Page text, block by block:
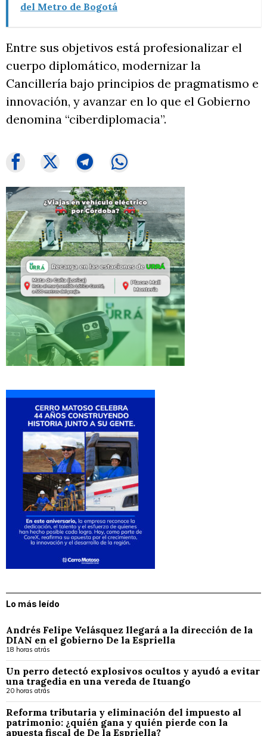
del Metro de Bogotá
Entre sus objetivos está profesionalizar el
cuerpo diplomático, modernizar la
Cancillería bajo principios de pragmatismo e
innovación, y avanzar en lo que el Gobierno
denomina “ciberdiplomacia”.
Lo más leído
Andrés Felipe Velásquez llegará a la dirección de la
DIAN en el gobierno De la Espriella
18 horas atrás
Un perro detectó explosivos ocultos y ayudó a evitar
una tragedia en una vereda de Ituango
20 horas atrás
Reforma tributaria y eliminación del impuesto al
patrimonio: ¿quién gana y quién pierde con la
apuesta fiscal de De la Espriella?